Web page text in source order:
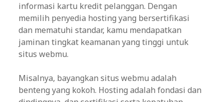
informasi kartu kredit pelanggan. Dengan
memilih penyedia hosting yang bersertifikasi
dan mematuhi standar, kamu mendapatkan
jaminan tingkat keamanan yang tinggi untuk
situs webmu.
Misalnya, bayangkan situs webmu adalah
benteng yang kokoh. Hosting adalah fondasi dan